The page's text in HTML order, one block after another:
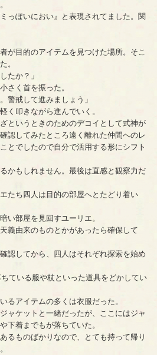
っぽいにおい』と表現されてました。関
が目的のアイテムを見つけた場所。そこ
。
たか？」
さく首を振った。
警戒して進みましょう」
く叩きながら進んでいく。
というときのためのデコイとして式神が
認してみたところ遠く離れた仲間へのレ
とでしたので自分で活用する形にシフト
かもしれません。最後は直感と観察力だ
たち四人は目的の部屋へとたどり着い
い部屋を見回すユーリエ。
義由来のものとかがあったら確保して
認してから、四人はそれぞれ探索を始め
ている服や杖といった道具をどかしてい
るアイテムの多くは衣服だった。
ャケットと一緒だったが、ここにはジャ
下着までもが落ちていた。
るものばかりなので、とても持って帰り